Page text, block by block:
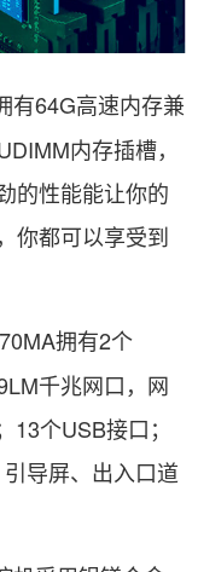
有64G高速内存兼
内存插槽，
的性能能让你的
你都可以享受到
拥有2个
千兆网口，网
个USB接口；
导屏、出入口道